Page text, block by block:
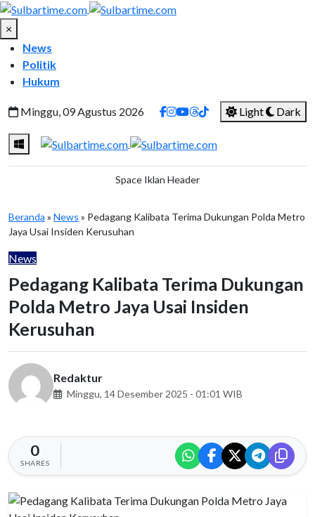
×
News
Politik
Hukum
Minggu, 09 Agustus 2026 Light Dark
Space Iklan Header
Beranda » News » Pedagang Kalibata Terima Dukungan Polda Metro
Jaya Usai Insiden Kerusuhan
News
Pedagang Kalibata Terima Dukungan
Polda Metro Jaya Usai Insiden
Kerusuhan
Redaktur
Minggu, 14 Desember 2025 - 01:01 WIB
0
SHARES